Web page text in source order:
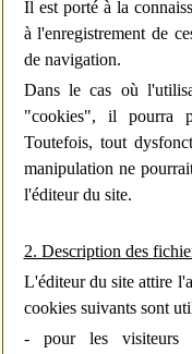
Il est porté à la
à l'enregistrement de
de navigation.
Dans le cas où
"cookies", il pourra
Toutefois, tout
manipulation ne
l'éditeur du site.
2. Description des
L'éditeur du site attire
cookies suivants sont
- pour les visiteurs :